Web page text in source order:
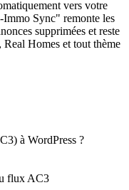
vers votre
Sync" remonte les
supprimées et reste
Homes et tout thème
à WordPress ?
flux AC3